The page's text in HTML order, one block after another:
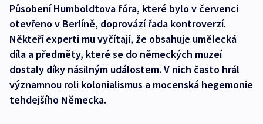
Působení Humboldtova fóra, které bylo v červenci
otevřeno v Berlíně, doprovází řada kontroverzí.
Někteří experti mu vyčítají, že obsahuje umělecká
díla a předměty, které se do německých muzeí
dostaly díky násilným událostem. V nich často hrál
významnou roli kolonialismus a mocenská hegemonie
tehdejšího Německa.